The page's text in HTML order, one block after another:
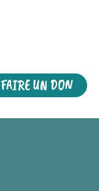
FAIRE UN DON